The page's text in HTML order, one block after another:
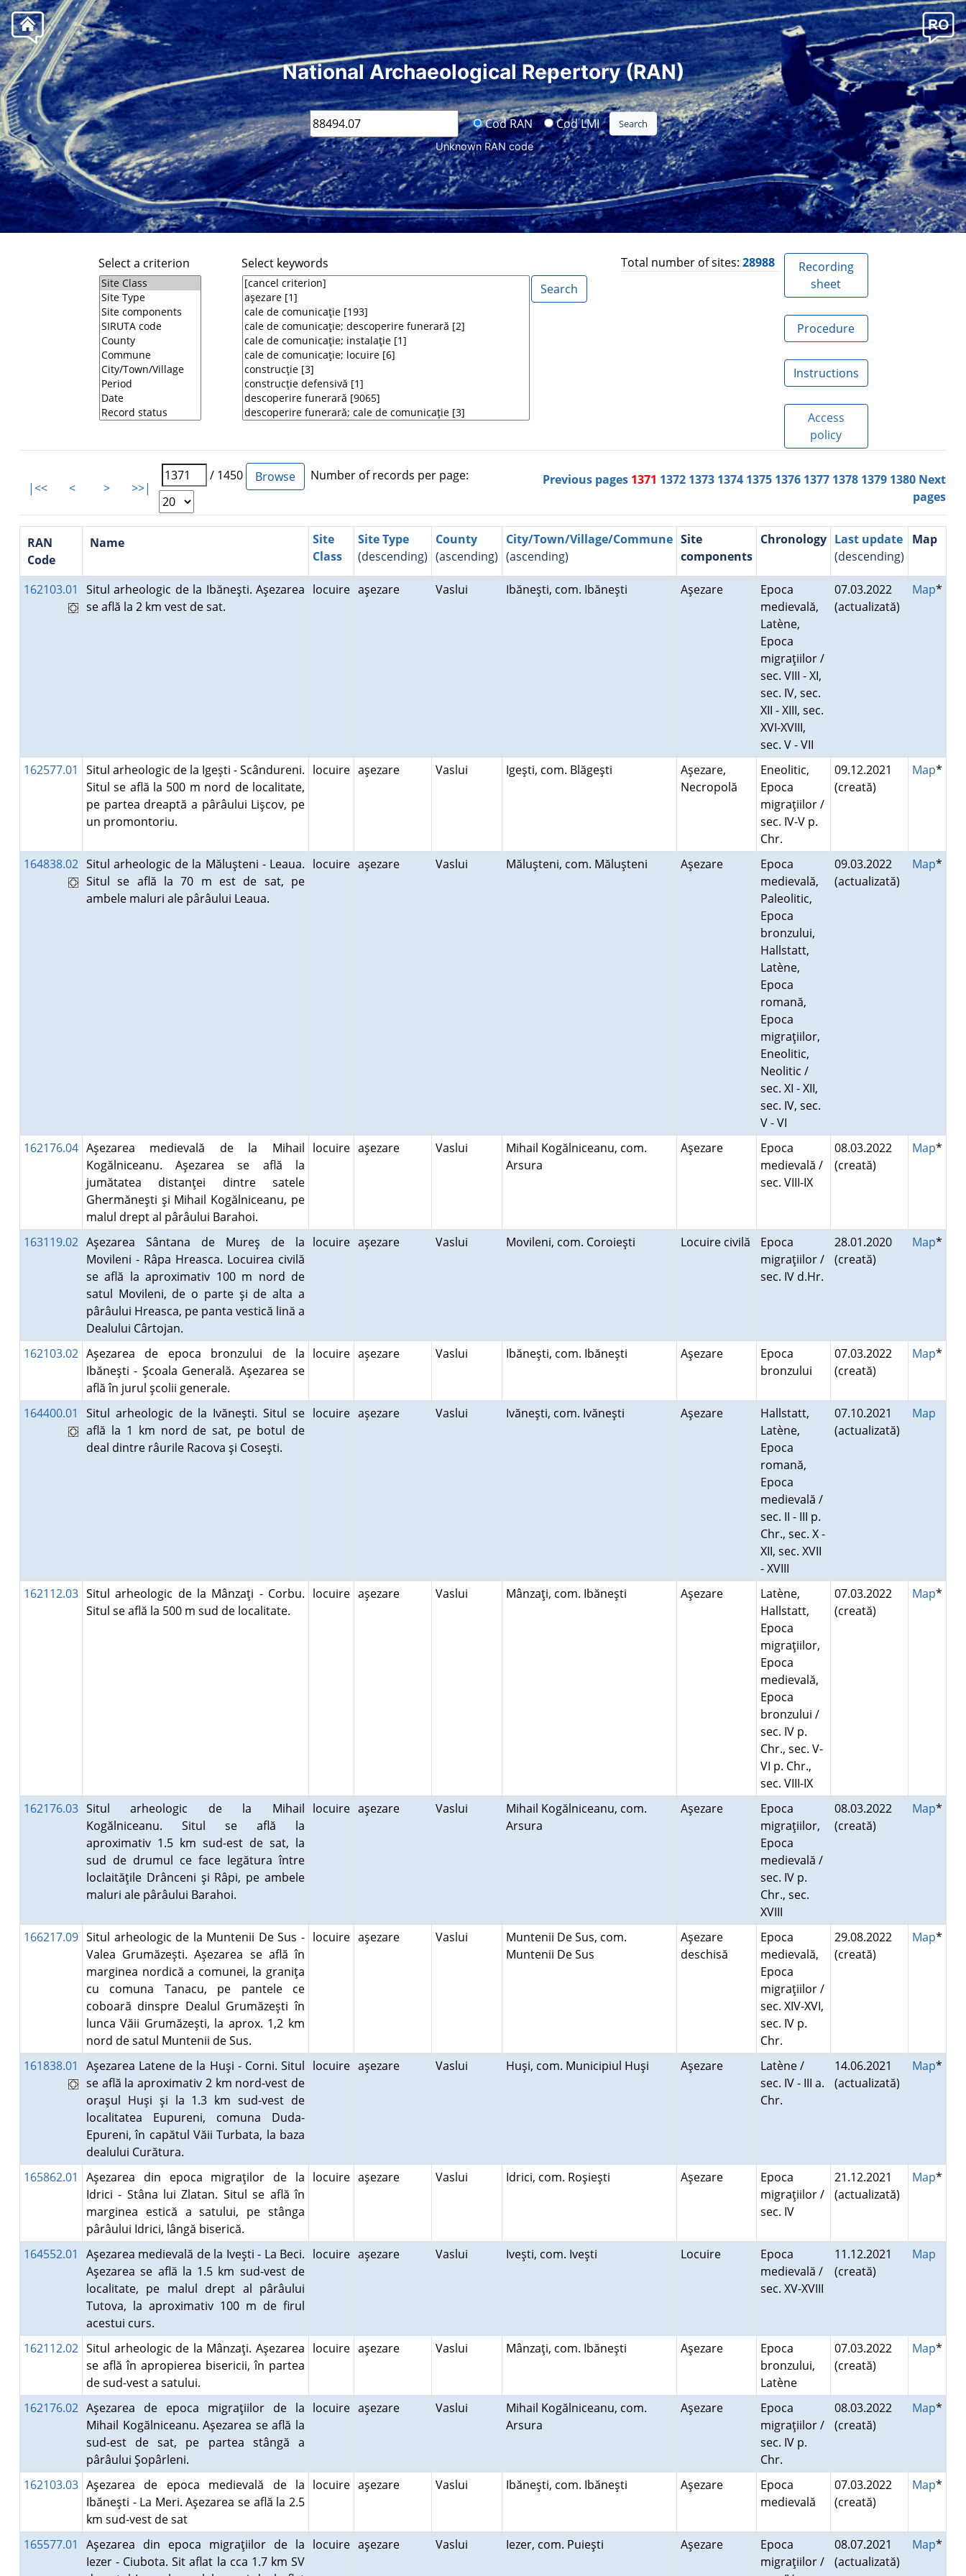
National Archaeological Repertory (RAN)
Cod RAN Cod LMI
Unknown RAN code
Select a criterion Select keywords Total number of sites: 28988
Recording
sheet
Procedure
Instructions
Access
policy
|<< < > >>|
/ 1450 Number of records per page: Previous pages 1371 1372 1373 1374 1375 1376 1377 1378 1379 1380 Next
pages
RAN
Code
Name
Site
Class
Site Type
(descending)
County
(ascending)
City/Town/Village/Commune
(ascending)
Site
components
Chronology Last update
(descending)
Map
162103.01
Situl arheologic de la Ibăneşti. Aşezarea
se află la 2 km vest de sat.
locuire aşezare Vaslui Ibăneşti, com. Ibăneşti Aşezare
Epoca
medievală,
Latène,
Epoca
migraţiilor /
sec. VIII - XI,
sec. IV, sec.
XII - XIII, sec.
XVI-XVIII,
sec. V - VII
07.03.2022
(actualizată)
Map*
162577.01
Situl arheologic de la Igeşti - Scândureni.
Situl se află la 500 m nord de localitate,
pe partea dreaptă a pârâului Lişcov, pe
un promontoriu.
locuire aşezare Vaslui Igeşti, com. Blăgeşti
Aşezare,
Necropolă
Eneolitic,
Epoca
migraţiilor /
sec. IV-V p.
Chr.
09.12.2021
(creată)
Map*
164838.02 Situl arheologic de la Măluşteni - Leaua.
Situl se află la 70 m est de sat, pe
ambele maluri ale pârâului Leaua.
locuire aşezare Vaslui Măluşteni, com. Măluşteni Aşezare
Epoca
medievală,
Paleolitic,
Epoca
bronzului,
Hallstatt,
Latène,
Epoca
romană,
Epoca
migraţiilor,
Eneolitic,
Neolitic /
sec. XI - XII,
sec. IV, sec.
V - VI
09.03.2022
(actualizată)
Map*
162176.04 Aşezarea medievală de la Mihail
Kogălniceanu. Aşezarea se află la
jumătatea distanţei dintre satele
Ghermăneşti şi Mihail Kogălniceanu, pe
malul drept al pârâului Barahoi.
locuire aşezare Vaslui
Mihail Kogălniceanu, com.
Arsura
Aşezare
Epoca
medievală /
sec. VIII-IX
08.03.2022
(creată)
Map*
163119.02 Aşezarea Sântana de Mureş de la
Movileni - Râpa Hreasca. Locuirea civilă
se află la aproximativ 100 m nord de
satul Movileni, de o parte şi de alta a
pârâului Hreasca, pe panta vestică lină a
Dealului Cârtojan.
locuire aşezare Vaslui Movileni, com. Coroieşti Locuire civilă
Epoca
migraţiilor /
sec. IV d.Hr.
28.01.2020
(creată)
Map*
162103.02 Aşezarea de epoca bronzului de la
Ibăneşti - Şcoala Generală. Aşezarea se
află în jurul şcolii generale.
locuire aşezare Vaslui Ibăneşti, com. Ibăneşti Aşezare
Epoca
bronzului
07.03.2022
(creată)
Map*
164400.01
Situl arheologic de la Ivăneşti. Situl se
află la 1 km nord de sat, pe botul de
deal dintre râurile Racova şi Coseşti.
locuire aşezare Vaslui Ivăneşti, com. Ivăneşti Aşezare
Hallstatt,
Latène,
Epoca
romană,
Epoca
medievală /
sec. II - III p.
Chr., sec. X -
XII, sec. XVII
- XVIII
07.10.2021
(actualizată)
Map
162112.03 Situl arheologic de la Mânzaţi - Corbu.
Situl se află la 500 m sud de localitate.
locuire aşezare Vaslui Mânzaţi, com. Ibăneşti Aşezare
Latène,
Hallstatt,
Epoca
migraţiilor,
Epoca
medievală,
Epoca
bronzului /
sec. IV p.
Chr., sec. V-
VI p. Chr.,
sec. VIII-IX
07.03.2022
(creată)
Map*
162176.03 Situl arheologic de la Mihail
Kogălniceanu. Situl se află la
aproximativ 1.5 km sud-est de sat, la
sud de drumul ce face legătura între
loclaităţile Drânceni şi Râpi, pe ambele
maluri ale pârâului Barahoi.
locuire aşezare Vaslui
Mihail Kogălniceanu, com.
Arsura
Aşezare
Epoca
migraţiilor,
Epoca
medievală /
sec. IV p.
Chr., sec.
XVIII
08.03.2022
(creată)
Map*
166217.09 Situl arheologic de la Muntenii De Sus -
Valea Grumăzeşti. Aşezarea se află în
marginea nordică a comunei, la graniţa
cu comuna Tanacu, pe pantele ce
coboară dinspre Dealul Grumăzeşti în
lunca Văii Grumăzeşti, la aprox. 1,2 km
nord de satul Muntenii de Sus.
locuire aşezare Vaslui
Muntenii De Sus, com.
Muntenii De Sus
Aşezare
deschisă
Epoca
medievală,
Epoca
migraţiilor /
sec. XIV-XVI,
sec. IV p.
Chr.
29.08.2022
(creată)
Map*
161838.01
Aşezarea Latene de la Huşi - Corni. Situl
se află la aproximativ 2 km nord-vest de
oraşul Huşi şi la 1.3 km sud-vest de
localitatea Eupureni, comuna Duda-
Epureni, în capătul Văii Turbata, la baza
dealului Curătura.
locuire aşezare Vaslui Huşi, com. Municipiul Huşi Aşezare
Latène /
sec. IV - III a.
Chr.
14.06.2021
(actualizată)
Map*
165862.01
Aşezarea din epoca migraţilor de la
Idrici - Stâna lui Zlatan. Situl se află în
marginea estică a satului, pe stânga
pârâului Idrici, lângă biserică.
locuire aşezare Vaslui Idrici, com. Roşieşti Aşezare
Epoca
migraţiilor /
sec. IV
21.12.2021
(actualizată)
Map*
164552.01
Aşezarea medievală de la Iveşti - La Beci.
Aşezarea se află la 1.5 km sud-vest de
localitate, pe malul drept al pârâului
Tutova, la aproximativ 100 m de firul
acestui curs.
locuire aşezare Vaslui Iveşti, com. Iveşti Locuire
Epoca
medievală /
sec. XV-XVIII
11.12.2021
(creată)
Map
162112.02 Situl arheologic de la Mânzaţi. Aşezarea
se află în apropierea bisericii, în partea
de sud-vest a satului.
locuire aşezare Vaslui Mânzaţi, com. Ibăneşti Aşezare
Epoca
bronzului,
Latène
07.03.2022
(creată)
Map*
162176.02 Aşezarea de epoca migraţiilor de la
Mihail Kogălniceanu. Aşezarea se află la
sud-est de sat, pe partea stângă a
pârâului Şopârleni.
locuire aşezare Vaslui
Mihail Kogălniceanu, com.
Arsura
Aşezare
Epoca
migraţiilor /
sec. IV p.
Chr.
08.03.2022
(creată)
Map*
162103.03 Aşezarea de epoca medievală de la
Ibăneşti - La Meri. Aşezarea se află la 2.5
km sud-vest de sat
locuire aşezare Vaslui Ibăneşti, com. Ibăneşti Aşezare
Epoca
medievală
07.03.2022
(creată)
Map*
165577.01
Aşezarea din epoca migraţiilor de la
Iezer - Ciubota. Sit aflat la cca 1.7 km SV
locuire aşezare Vaslui Iezer, com. Puieşti Aşezare
Epoca
migraţiilor /
08.07.2021
(actualizată)
Map*